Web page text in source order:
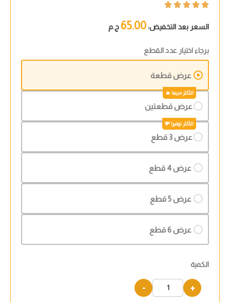





السعر بعد التخفيض:65.00 ج.م
برجاء اختيار عدد القطع
عرض قطعة
عرض قطعتين
عرض 3 قطع
عرض 4 قطع
عرض 5 قطع
عرض 6 قطع
الكمية
+
-